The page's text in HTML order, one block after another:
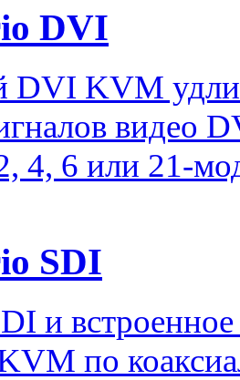
DVI
KVM
видео
4, 6 или 21-
SDI
и встроенное
по